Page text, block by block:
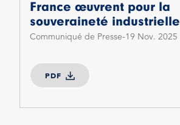
France œuvrent pour la
souveraineté industrielle
Communiqué de Presse 19 Nov. 2025
PDF